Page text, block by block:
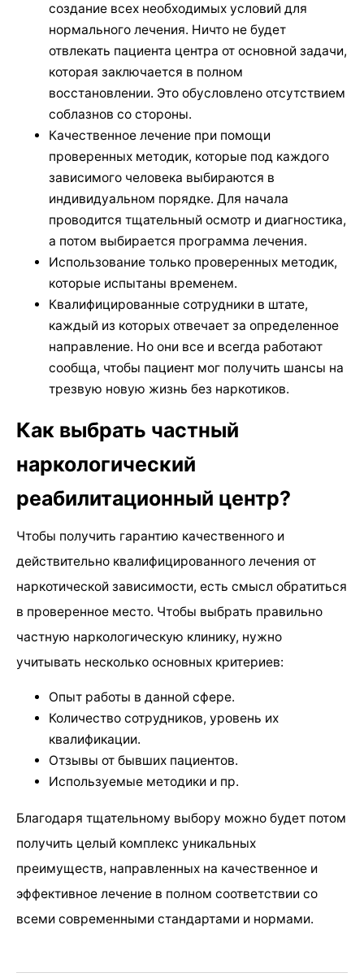
создание всех необходимых условий для
нормального лечения. Ничто не будет
отвлекать пациента центра от основной задачи,
которая заключается в полном
восстановлении. Это обусловлено отсутствием
соблазнов со стороны.
Качественное лечение при помощи
проверенных методик, которые под каждого
зависимого человека выбираются в
индивидуальном порядке. Для начала
проводится тщательный осмотр и диагностика,
а потом выбирается программа лечения.
Использование только проверенных методик,
которые испытаны временем.
Квалифицированные сотрудники в штате,
каждый из которых отвечает за определенное
направление. Но они все и всегда работают
сообща, чтобы пациент мог получить шансы на
трезвую новую жизнь без наркотиков.
Как выбрать частный
наркологический
реабилитационный центр?
Чтобы получить гарантию качественного и
действительно квалифицированного лечения от
наркотической зависимости, есть смысл обратиться
в проверенное место. Чтобы выбрать правильно
частную наркологическую клинику, нужно
учитывать несколько основных критериев:
Опыт работы в данной сфере.
Количество сотрудников, уровень их
квалификации.
Отзывы от бывших пациентов.
Используемые методики и пр.
Благодаря тщательному выбору можно будет потом
получить целый комплекс уникальных
преимуществ, направленных на качественное и
эффективное лечение в полном соответствии со
всеми современными стандартами и нормами.